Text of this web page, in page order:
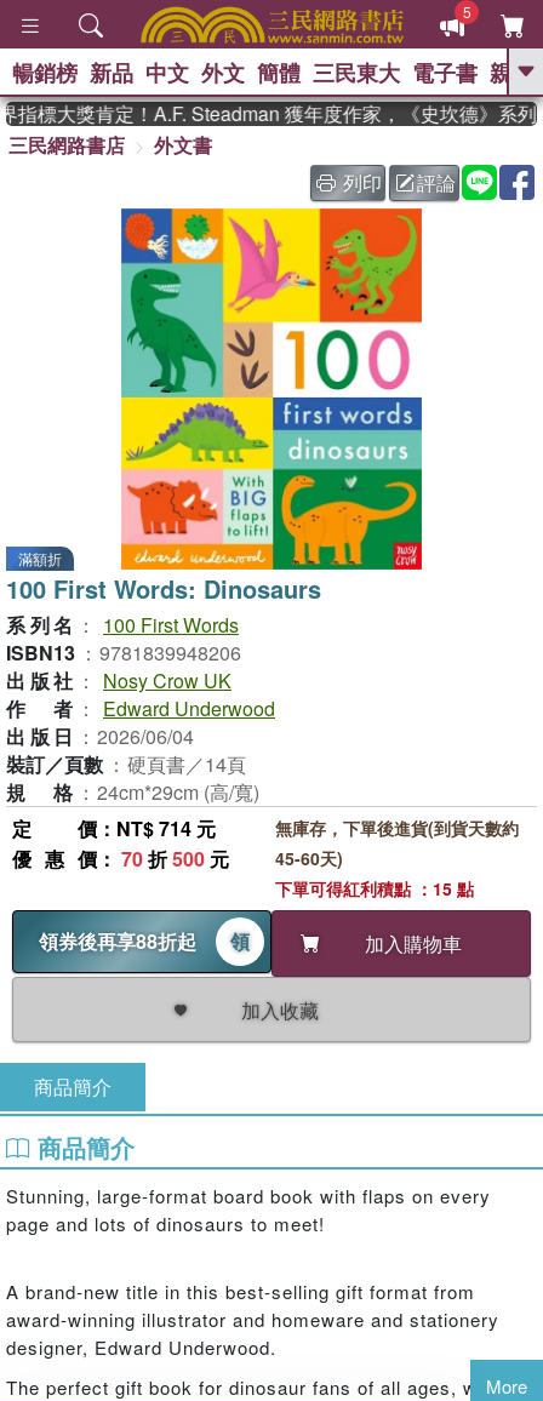
5
GO
、 如果歷史是一群喵 、 暑期
國際布克獎 臺灣漫遊錄 、 方
念華
台灣的李登輝時代
孩：黎曼猜想 、 偉大的迷走神經
暢銷榜 新品 中文 外文 簡體 三民東大 電子書 親子
標大獎肯定！A.F. Steadman 獲年度作家，《史坎德》系列
三民網路書店
外文書
列印
評論
滿額折
100 First Words: Dinosaurs
系列名 ：
100 First Words
ISBN13 ： 9781839948206
出版社 ：
Nosy Crow UK
作者 ：
Edward Underwood
出版日 ： 2026/06/04
裝訂／頁數 ： 硬頁書／14頁
規格 ： 24cm*29cm (高/寬)
定價 ：NT$ 714 元
優惠價 ： 70折500 元
領券後再享88折起 領 加入購物車
加入收藏
無庫存，下單後進貨(到貨天數約
45-60天)
下單可得紅利積點 ：15 點
商品簡介
商品簡介
Stunning, large-format board book with flaps on every
page and lots of dinosaurs to meet!
A brand-new title in this best-selling gift format from
award-winning illustrator and homeware and stationery
designer, Edward Underwood.
The perfect gift book for dinosaur fans of all ages, withMore